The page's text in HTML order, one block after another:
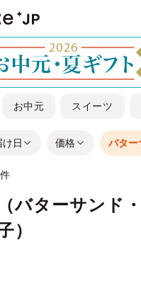
お中元 スイーツ
け日 価格 バター
件
バターサンド
）